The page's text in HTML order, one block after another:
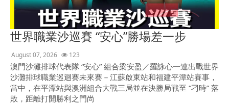
世界職業沙巡賽 “安心”勝場差一步
August 07, 2026 123
澳門沙灘排球代表隊 “安心” 組合梁安盈／羅詠心一連出戰世界
沙灘排球職業巡迴賽未來賽－江蘇啟東站和福建平潭站賽事，
當中，在平潭站與澳洲組合大戰三局並在決勝局戰至 “刁時” 落
敗，距離打開勝利之門尚